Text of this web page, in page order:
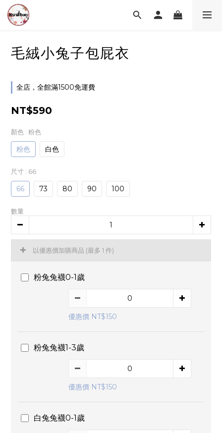
毛絨小兔子包屁衣
全店，全館滿1500免運費
NT$590
顏色 : 粉色
粉色 白色
尺寸 : 66
66 73 80 90 100
數量
以優惠價加購商品 (最多 1 件)
粉兔兔襪0-1歲
優惠價 NT$150
粉兔兔襪1-3歲
優惠價 NT$150
白兔兔襪0-1歲